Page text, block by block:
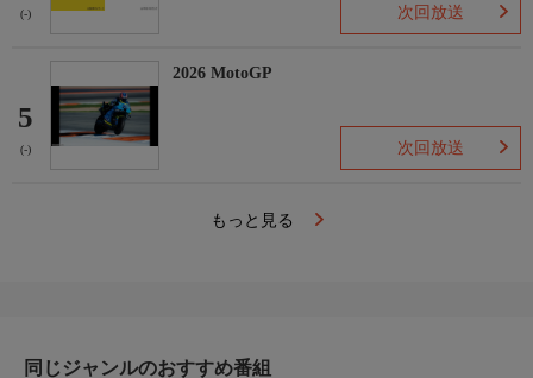
(-) 次回放送
5
(-)
2026 MotoGP
次回放送
もっと見る
同じジャンルのおすすめ番組